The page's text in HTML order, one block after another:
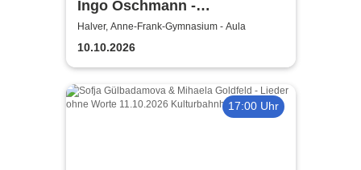
Ingo Oschmann -
Kinderprogramm / Schnick
Schnacks wandernder
Zauberhut
Halver, Anne-Frank-Gymnasium - Aula
10.10.2026
17:00 Uhr